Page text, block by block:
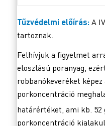
Tűzvédelmi előírás: A
tartoznak.
Felhívjuk a figyelmet
eloszlású poranyag,
robbanókeveréket
porkoncentráció
határértéket, ami kb. 52
porkoncentráció